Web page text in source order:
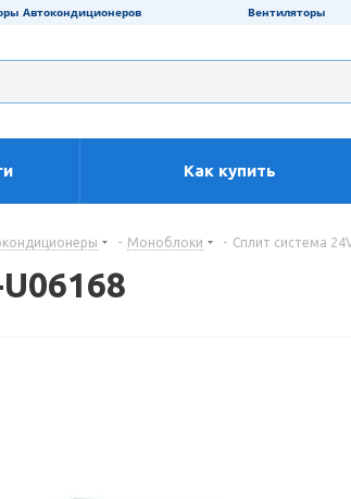
Автокондиционеров Вентиляторы
Как купить
- Моноблоки - Сплит система